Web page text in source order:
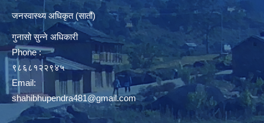
जनस्वास्थ्य अधिकृत (सातौं)
गुनासो सुन्ने अधिकारी
Phone :
९८६८१२२९४५
Email:
shahibhupendra481@gmail.com